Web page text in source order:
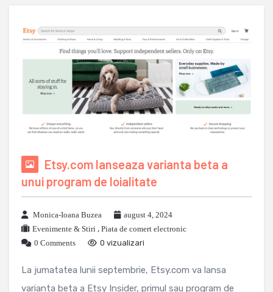
Etsy.com lanseaza varianta beta a
unui program de loialitate
Monica-Ioana Buzea
august 4, 2024
Evenimente & Stiri , Piata de comert electronic
0 Comments
0 vizualizari
La jumatatea lunii septembrie, Etsy.com va lansa
varianta beta a Etsy Insider, primul sau program de